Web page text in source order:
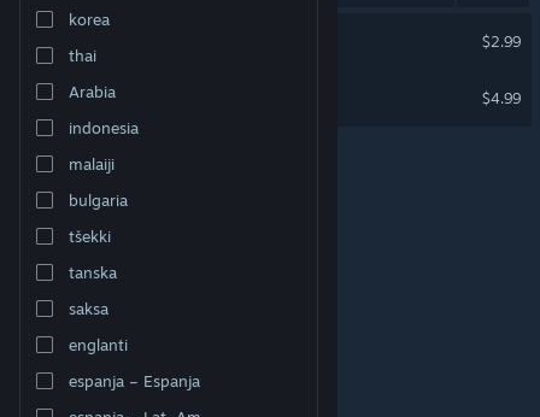
Hanki Steam-mobiilisovellus
Näytä työpöytäsivusto
korea
thai
Arabia
indonesia
malaiji
bulgaria
tšekki
tanska
saksa
englanti
espanja – Espanja
$2.99
$4.99